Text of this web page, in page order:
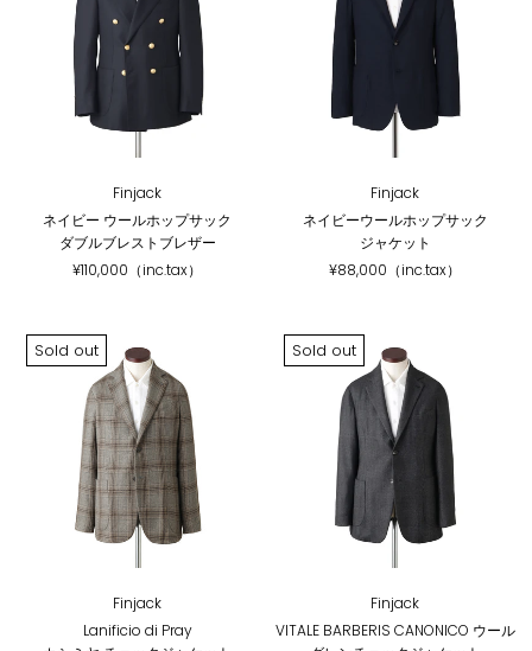
Finjack
ネイビー ウールホップサック
ダブルブレストブレザー
¥110,000（inc.tax）
Finjack
ネイビーウールホップサック
ジャケット
¥88,000（inc.tax）
Sold out
Finjack
Lanificio di Pray
Sold out
Finjack
VITALE BARBERIS CANONICO ウール